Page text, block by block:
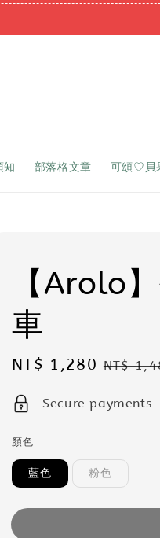
知 部落格文章 可頌♡貝
【Arolo
車
Sale
NT$ 1,280 NT$
Secure payments
顏色
藍色 粉色